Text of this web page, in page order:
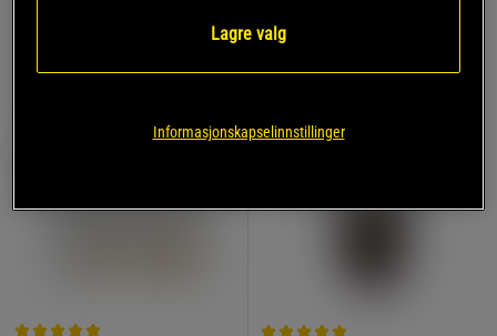
KJØP FLER, SPAR MER
Lagre valg
Informasjonskapselinnstillinger